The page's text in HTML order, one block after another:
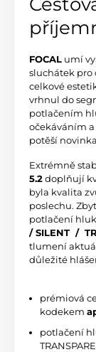
FOCAL umí
sluchátek pro
celkové
vrhnul do
potlačením
očekáváním
potěší novinka
Extrémně
5.2doplňují
byla kvalita
poslechu.
potlačení
/ SILENT /
tlumení
důležité
prémiová
kodekem
potlačení